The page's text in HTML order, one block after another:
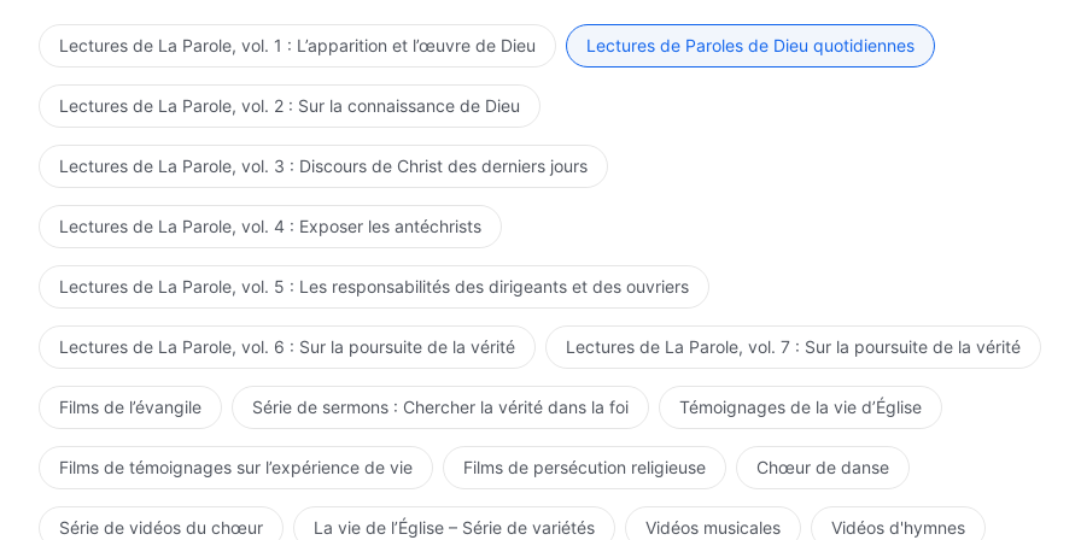
diriger l'humanité, il est nécessaire de connaître l'histoire des trois étapes de travail. Voilà ce que tous doivent
savoir pour être sauvés. En tant que créatures de Dieu, vous devriez reconnaître que l'homme a été créé par
Dieu et reconnaître aussi la source de la corruption de l'humanité, et, par ailleurs, vous devriez reconnaître le
processus du salut de l'homme. Si vous ne savez qu'agir selon la doctrine pour vous attirer la faveur de Dieu,
mais n'avez pas la moindre idée de la façon dont Dieu sauve l'humanité ou de la source de la corruption de
l'humanité, alors c'est cela qui vous fait défaut en tant que créatures de Dieu. Tu ne devrais pas seulement te
contenter de comprendre ces vérités qui peuvent être mises en pratique et ignorer la portée plus large du
travail de gestion de Dieu ; si tel est le cas, alors tu es trop dogmatique. Les trois étapes de travail sont le
fond de l'histoire de la gestion de l'homme par Dieu ; elles sont l'avènement de l'évangile dans l'univers entier,
le plus grand mystère parmi tous les hommes, et aussi le fondement de l'annonce de l'évangile. Si tu te
concentres uniquement sur la compréhension des simples vérités qui se rapportent à ta vie et ne sais rien du
plus grand de tous les mystères et des visions, alors ta vie ne ressemble-t-elle pas à un produit défectueux,
sans autre valeur que celle de l'apparence ?
dessein de sauver l'homme ne changera pas. À condition qu'il ne s'agisse pas de la révélation de la fin de
l'homme ou de la destination de l'homme, ni de la phase finale du travail ou de l'achèvement du plan de
gestion de Dieu, et à condition qu'Il soit encore en train de perfectionner l'homme, le cœur de Son œuvre ne
changera pas : ce sera toujours le salut de l'humanité. Cela devrait être le fondement de votre foi en Dieu.
L'objectif des trois étapes de travail est le salut de toute l'humanité, ce qui signifie sauver totalement l'homme
de la domination de Satan. Bien que chacune des trois étapes de travail ait un objectif et un sens différents,
chacune fait partie du travail de sauver l'humanité et le travail de salut de chaque étape est différent, réalisé
selon les besoins de l'humanité. Une fois que tu connaîtras l'objectif de ces trois étapes de travail, alors tu
sauras comment apprécier la signification de chaque étape de travail et tu sauras comment agir pour
satisfaire le désir de Dieu. Si tu peux en arriver là, alors la plus grande de toutes les visions deviendra ta
fondation. Tu ne devrais pas seulement chercher des moyens de pratiquer qui sont faciles ou des vérités
profondes, mais tu devrais combiner des visions avec la pratique, de sorte que tu auras des vérités à mettre
en pratique et des connaissances fondées sur des visions. Alors seulement tu seras quelqu'un qui cherche
totalement la vérité.
Lectures de La Parole, vol. 1 : L’apparition et l’œuvre de Dieu Lectures de Paroles de Dieu quotidiennes
Lectures de La Parole, vol. 2 : Sur la connaissance de Dieu
Lectures de La Parole, vol. 3 : Discours de Christ des derniers jours
Lectures de La Parole, vol. 4 : Exposer les antéchrists
Lectures de La Parole, vol. 5 : Les responsabilités des dirigeants et des ouvriers
Lectures de La Parole, vol. 6 : Sur la poursuite de la vérité Lectures de La Parole, vol. 7 : Sur la poursuite de la vérité
Films de l’évangile Série de sermons : Chercher la vérité dans la foi Témoignages de la vie d’Église
Films de témoignages sur l’expérience de vie Films de persécution religieuse Chœur de danse
Série de vidéos du chœur La vie de l’Église – Série de variétés Vidéos musicales Vidéos d'hymnes